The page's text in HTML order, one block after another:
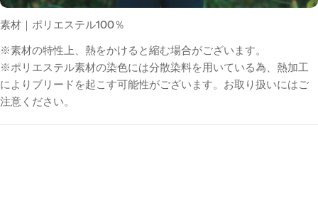
素材｜ポリエステル100％
※素材の特性上、熱をかけると縮む場合がございます。
※ポリエステル素材の染色には分散染料を用いている為、熱加工
によりブリードを起こす可能性がございます。お取り扱いにはご
注意ください。